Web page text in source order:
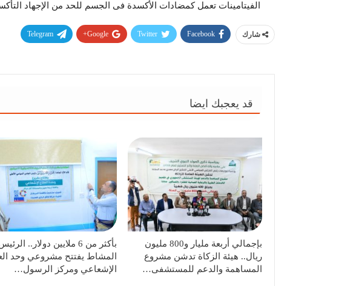
الفيتامينات تعمل كمضادات الأكسدة فى الجسم للحد من الإجهاد
شارك Facebook
Twitter
Google+
Telegram
قد يعجبك ايضا
بإجمالي أربعة مليار و800 مليون
ريال.. هيئة الزكاة تدشن مشروع
المساهمة والدعم للمستشفى…
بأكثر من 6 ملايين دولار..
المشاط يفتتح مشروعي وحد
الإشعاعي ومركز الرسول…